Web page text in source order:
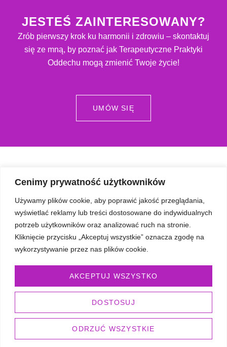
Cenimy prywatność użytkowników
Używamy plików cookie, aby poprawić jakość przeglądania,
wyświetlać reklamy lub treści dostosowane do indywidualnych
potrzeb użytkowników oraz analizować ruch na stronie.
Kliknięcie przycisku „Akceptuj wszystkie” oznacza zgodę na
wykorzystywanie przez nas plików cookie.
DOSTOSUJ
ODRZUĆ WSZYSTKIE
AKCEPTUJ WSZYSTKO
JESTEŚ ZAINTERESOWANY?
Zrób pierwszy krok ku harmonii i zdrowiu – skontaktuj
się ze mną, by poznać jak Terapeutyczne Praktyki
Oddechu mogą zmienić Twoje życie!
UMÓW SIĘ
SZYBKIE LINKI
O mnie
Opinie
Oddech biodynamiczny
Ustawienia Systemowe w coachingu